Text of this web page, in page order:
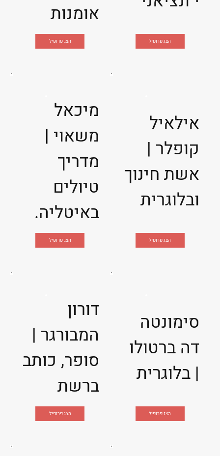
אומנות
הצג פרופיל הצג פרופיל
מיכאל
משאוי |
מדריך
טיולים
באיטליה.
הצג פרופיל
אילאיל
קופלר |
אשת חינוך
ובלוגרית
הצג פרופיל
דורון
המבורגר |
סופר, כותב
ברשת
הצג פרופיל
סימונטה
דה ברטולו
| בלוגרית
הצג פרופיל